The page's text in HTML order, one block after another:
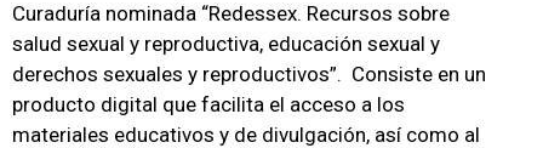
Curaduría nominada “Redessex. Recursos sobre
salud sexual y reproductiva, educación sexual y
derechos sexuales y reproductivos”. Consiste en un
producto digital que facilita el acceso a los
materiales educativos y de divulgación, así como al